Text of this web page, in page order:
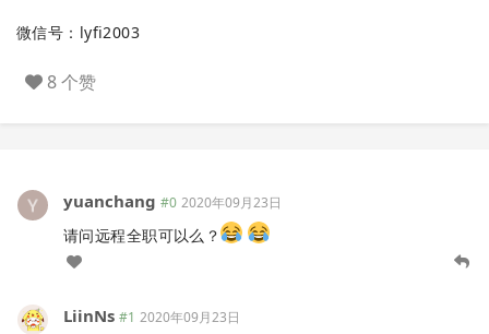
微信号：lyfi2003
8 个赞
yuanchang #0 2020年09月23日
请问远程全职可以么？
LiinNs #1 2020年09月23日